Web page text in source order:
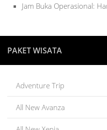
Jam Buka Operasional:
PAKET WISATA
Adventure Trip
All New Avanza